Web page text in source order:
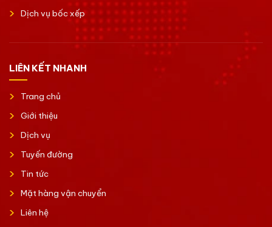
Dịch vụ bốc xếp
LIÊN KẾT NHANH
Trang chủ
Giới thiệu
Dịch vụ
Tuyến đường
Tin tức
Mặt hàng vận chuyển
Liên hệ